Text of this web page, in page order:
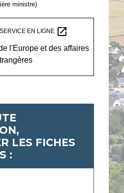
ministre)
EN LIGNE open_in_new
l'Europe et des affaires
LES FICHES
: